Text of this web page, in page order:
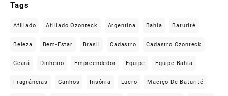
Tags
Afiliado Afiliado Ozonteck Argentina Bahia Baturité
Beleza Bem-Estar Brasil Cadastro Cadastro Ozonteck
Ceará Dinheiro Empreendedor Equipe Equipe Bahia
Fragrâncias Ganhos Insônia Lucro Maciço De Baturité